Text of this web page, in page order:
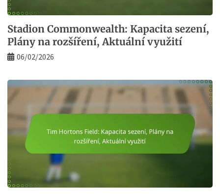
Stadion Commonwealth: Kapacita sezení,
Plány na rozšíření, Aktuální využití
06/02/2026